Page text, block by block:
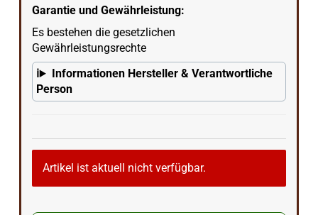
Garantie und Gewährleistung:
Es bestehen die gesetzlichen
Gewährleistungsrechte
Informationen Hersteller & Verantwortliche
Person
Artikel ist aktuell nicht verfügbar.